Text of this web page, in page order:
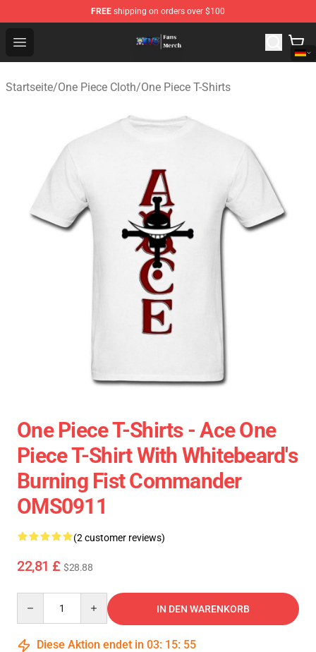
FREE shipping on orders over $100
Open menu
One Piece Store - Official One Piece Merchandise Shop
Startseite/One Piece Cloth/One Piece T-Shirts
One Piece T-Shirts - Ace One
Piece T-Shirt With Whitebeard's
Burning Fist Commander
OMS0911
(2 customer reviews)
22,81 £ $28.88
IN DEN WARENKORB
Diese Aktion endet in 03: 15: 55